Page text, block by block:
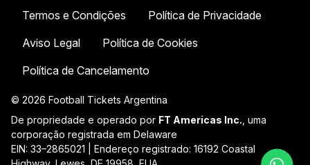
Termos e Condições
Política de Privacidade
Aviso Legal
Política de Cookies
Política de Cancelamento
© 2026 Football Tickets Argentina
De propriedade e operado por FT Americas Inc. , uma
corporação registrada em Delaware
EIN: 33–2865021 | Endereço registrado: 16192 Coastal